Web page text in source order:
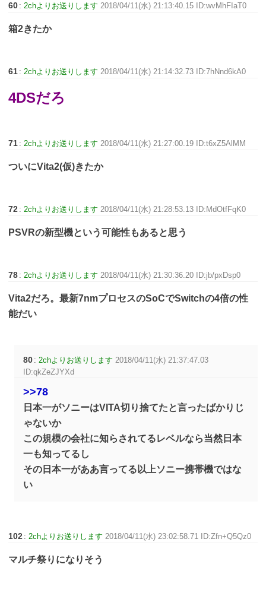
60 :2chよりお送りします 2018/04/11(水) 21:13:40.15 ID:wvMhFIaT0
箱2きたか
61 :2chよりお送りします 2018/04/11(水) 21:14:32.73 ID:7hNnd6kA0
4DSだろ
71 :2chよりお送りします 2018/04/11(水) 21:27:00.19 ID:t6xZ5AlMM
ついにVita2(仮)きたか
72 :2chよりお送りします 2018/04/11(水) 21:28:53.13 ID:MdOtfFqK0
PSVRの新型機という可能性もあると思う
78 :2chよりお送りします 2018/04/11(水) 21:30:36.20 ID:jb/pxDsp0
Vita2だろ。最新7nmプロセスのSoCでSwitchの4倍の性
能だい
80 : 2chよりお送りします 2018/04/11(水) 21:37:47.03
ID:qkZeZJYXd
>>78
日本一がソニーはVITA切り捨てたと言ったばかりじ
ゃないか
この規模の会社に知らされてるレベルなら当然日本
一も知ってるし
その日本一がああ言ってる以上ソニー携帯機ではな
い
102 : 2chよりお送りします 2018/04/11(水) 23:02:58.71 ID:Zfn+Q5Qz0
マルチ祭りになりそう